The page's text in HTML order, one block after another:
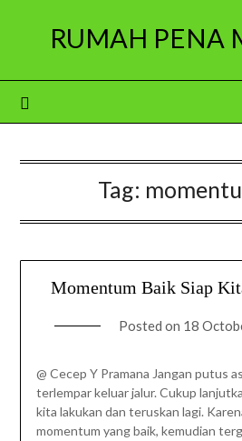
RUMAH PENA
Tag:
Momentum Baik Siap
Posted on 18
@ Cecep Y Pramana Jangan putus
terlempar keluar jalur. Cukup
kita lakukan dan teruskan lagi.
momentum yang baik, kemudian